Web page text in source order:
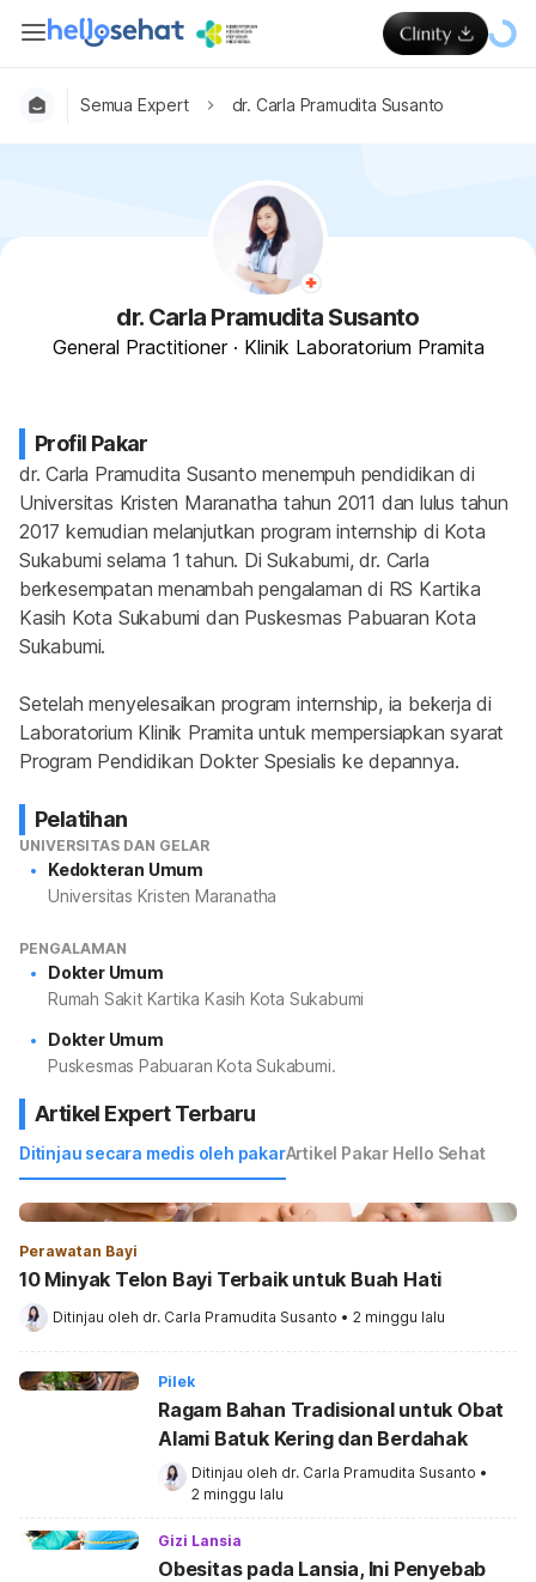
Semua Expert dr. Carla Pramudita Susanto
dr. Carla Pramudita Susanto
General Practitioner · Klinik Laboratorium Pramita
Profil Pakar
dr. Carla Pramudita Susanto menempuh pendidikan di
Universitas Kristen Maranatha tahun 2011 dan lulus tahun
2017 kemudian melanjutkan program internship di Kota
Sukabumi selama 1 tahun. Di Sukabumi, dr. Carla
berkesempatan menambah pengalaman di RS Kartika
Kasih Kota Sukabumi dan Puskesmas Pabuaran Kota
Sukabumi.
Setelah menyelesaikan program internship, ia bekerja di
Laboratorium Klinik Pramita untuk mempersiapkan syarat
Program Pendidikan Dokter Spesialis ke depannya.
Pelatihan
UNIVERSITAS DAN GELAR
Kedokteran Umum
Universitas Kristen Maranatha
PENGALAMAN
Dokter Umum
Rumah Sakit Kartika Kasih Kota Sukabumi
Dokter Umum
Puskesmas Pabuaran Kota Sukabumi.
Artikel Expert Terbaru
Ditinjau secara medis oleh pakarArtikel Pakar Hello Sehat
Perawatan Bayi
10 Minyak Telon Bayi Terbaik untuk Buah Hati
Ditinjau oleh dr. Carla Pramudita Susanto • 2 minggu lalu
Pilek
Ragam Bahan Tradisional untuk Obat
Alami Batuk Kering dan Berdahak
Ditinjau oleh dr. Carla Pramudita Susanto •
2 minggu lalu
Gizi Lansia
Obesitas pada Lansia, Ini Penyebab